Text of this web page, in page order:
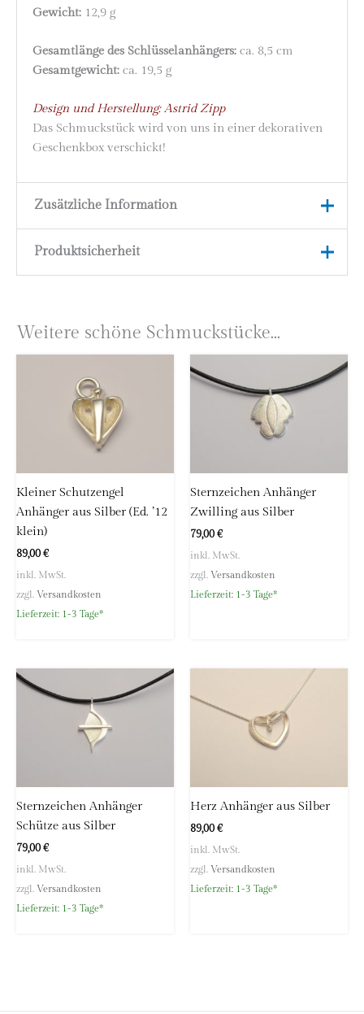
Gewicht:12,9 g
Gesamtlänge des Schlüsselanhängers:ca. 8,5 cm
Gesamtgewicht:ca. 19,5 g
Design und Herstellung: Astrid Zipp
Das Schmuckstück wird von uns in einer dekorativen
Geschenkbox verschickt!
Zusätzliche Information
Material
Produktsicherheit
höllwerk
Kleingemünder Straße 12
Deutschland
E-Mail:info@hoellwerk.de
Weitere schöne Schmuckstücke...
Kleiner Schutzengel
Anhänger aus Silber (Ed. ’12
klein)
89,00€
inkl. MwSt.
zzgl. Versandkosten
Lieferzeit: 1-3 Tage*
Sternzeichen Anhänger
Zwilling aus Silber
79,00€
inkl. MwSt.
zzgl. Versandkosten
Lieferzeit: 1-3 Tage*
Sternzeichen Anhänger
Schütze aus Silber
79,00€
inkl. MwSt.
zzgl. Versandkosten
Lieferzeit: 1-3 Tage*
Herz Anhänger aus Silber
89,00€
inkl. MwSt.
zzgl. Versandkosten
Lieferzeit: 1-3 Tage*